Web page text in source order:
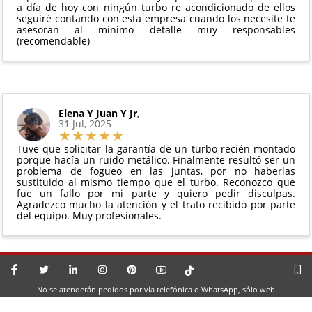
a día de hoy con ningún turbo re acondicionado de ellos
seguiré contando con esta empresa cuando los necesite te
asesoran al mínimo detalle muy responsables
(recomendable)
Elena Y Juan Y Jr,
31 Jul, 2025
Tuve que solicitar la garantía de un turbo recién montado
porque hacía un ruido metálico. Finalmente resultó ser un
problema de fogueo en las juntas, por no haberlas
sustituido al mismo tiempo que el turbo. Reconozco que
fue un fallo por mi parte y quiero pedir disculpas.
Agradezco mucho la atención y el trato recibido por parte
del equipo. Muy profesionales.
No se atenderán pedidos por vía telefónica o WhatsApp, sólo web